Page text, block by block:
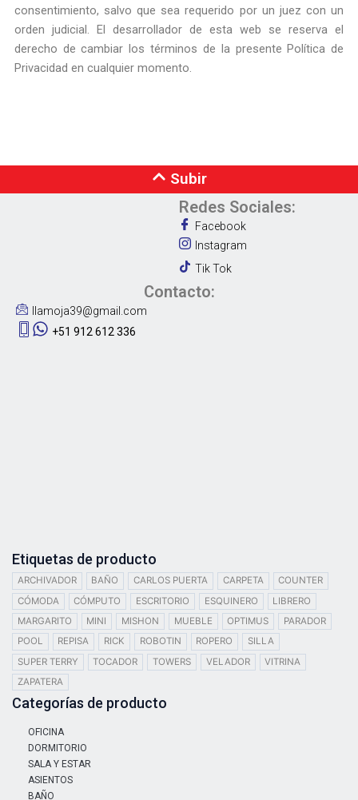
consentimiento, salvo que sea requerido por un juez con un
orden judicial. El desarrollador de esta web se reserva el
derecho de cambiar los términos de la presente Política de
Privacidad en cualquier momento.
Subir
Redes Sociales:
Facebook
Instagram
Tik Tok
Contacto:
llamoja39@gmail.com
+51 912 612 336
Etiquetas de producto
ARCHIVADOR BAÑO CARLOS PUERTA CARPETA
COUNTER
CÓMODA
CÓMPUTO ESCRITORIO ESQUINERO
LIBRERO
MARGARITO
MINI MISHON MUEBLE OPTIMUS
PARADOR
POOL
REPISA RICK ROBOTIN ROPERO
SILLA
SUPER TERRY
TOCADOR TOWERS VELADOR
VITRINA
ZAPATERA
Categorías de producto
OFICINA
DORMITORIO
SALA Y ESTAR
ASIENTOS
BAÑO